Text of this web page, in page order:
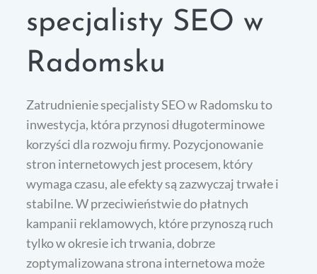
specjalisty SEO w
Radomsku
Zatrudnienie specjalisty SEO w Radomsku to
inwestycja, która przynosi długoterminowe
korzyści dla rozwoju firmy. Pozycjonowanie
stron internetowych jest procesem, który
wymaga czasu, ale efekty są zazwyczaj trwałe i
stabilne. W przeciwieństwie do płatnych
kampanii reklamowych, które przynoszą ruch
tylko w okresie ich trwania, dobrze
zoptymalizowana strona internetowa może